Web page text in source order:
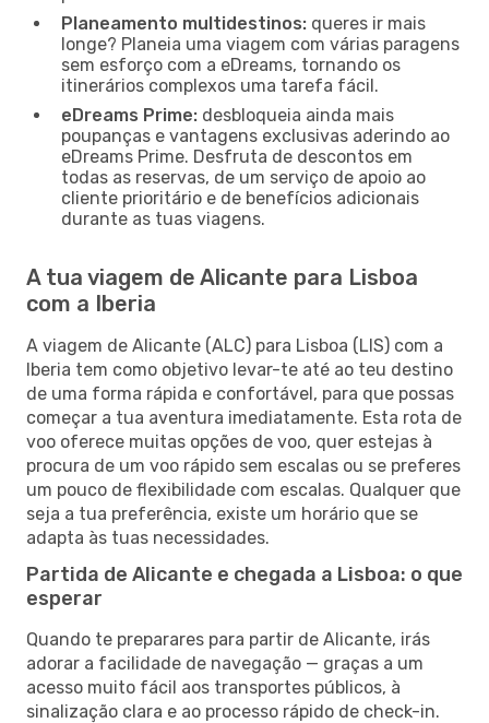
Planeamento multidestinos: queres ir mais
longe? Planeia uma viagem com várias paragens
sem esforço com a eDreams, tornando os
itinerários complexos uma tarefa fácil.
eDreams Prime: desbloqueia ainda mais
poupanças e vantagens exclusivas aderindo ao
eDreams Prime. Desfruta de descontos em
todas as reservas, de um serviço de apoio ao
cliente prioritário e de benefícios adicionais
durante as tuas viagens.
A tua viagem de Alicante para Lisboa
com a Iberia
A viagem de Alicante (ALC) para Lisboa (LIS) com a
Iberia tem como objetivo levar-te até ao teu destino
de uma forma rápida e confortável, para que possas
começar a tua aventura imediatamente. Esta rota de
voo oferece muitas opções de voo, quer estejas à
procura de um voo rápido sem escalas ou se preferes
um pouco de flexibilidade com escalas. Qualquer que
seja a tua preferência, existe um horário que se
adapta às tuas necessidades.
Partida de Alicante e chegada a Lisboa: o que
esperar
Quando te preparares para partir de Alicante, irás
adorar a facilidade de navegação — graças a um
acesso muito fácil aos transportes públicos, à
sinalização clara e ao processo rápido de check-in.